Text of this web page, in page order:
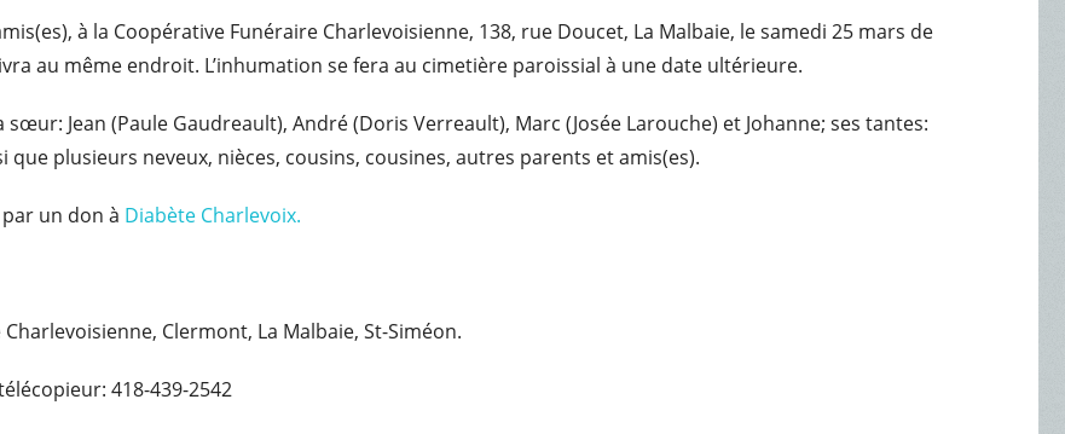
à la Coopérative Funéraire Charlevoisienne, 138, rue Doucet, La Malbaie, le samedi 25 mars de
au même endroit. L’inhumation se fera au cimetière paroissial à une date ultérieure.
Jean (Paule Gaudreault), André (Doris Verreault), Marc (Josée Larouche) et Johanne; ses tantes:
que plusieurs neveux, nièces, cousins, cousines, autres parents et amis(es).
un don à Diabète Charlevoix.
Clermont, La Malbaie, St-Siméon.
418-439-2542